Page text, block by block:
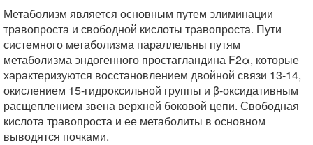
Метаболизм является основным путем элиминации
травопроста и свободной кислоты травопроста. Пути
системного метаболизма параллельны путям
метаболизма эндогенного простагландина F2α, которые
характеризуются восстановлением двойной связи 13-14,
окислением 15-гидроксильной группы и β-оксидативным
расщеплением звена верхней боковой цепи. Свободная
кислота травопроста и ее метаболиты в основном
выводятся почками.